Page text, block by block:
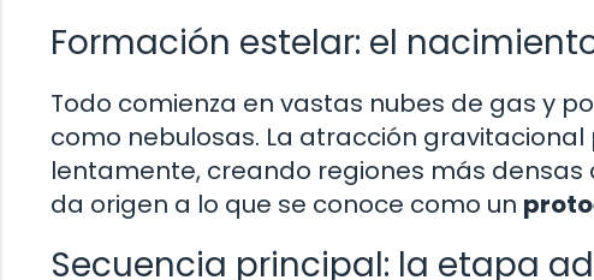
Formación estelar: el
Todo comienza en vastas nubes de gas y
como nebulosas. La atracción
lentamente, creando regiones más
da origen a lo que se conoce como un
Secuencia principal: la etapa